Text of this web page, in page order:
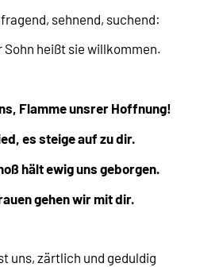
sehnend, suchend:
Sohn heißt sie willkommen.
Flamme unsrer Hoffnung!
es steige auf zu dir.
hält ewig uns geborgen.
gehen wir mit dir.
uns, zärtlich und geduldig